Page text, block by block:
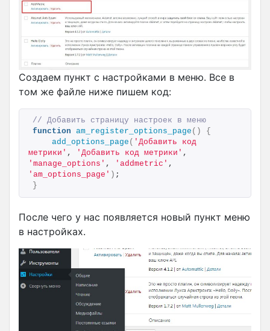
Создаем пункт с настройками в меню. Все в
том же файле ниже пишем код:
// Добавить страницу настроек в меню
function am_register_options_page ()
{
add_options_page ( 'Добавить код
метрики' , 'Добавить код метрики'
'manage_options' , 'addmetric'
'am_options_page' ) ;
}
После чего у нас появляется новый пункт меню
в настройках.